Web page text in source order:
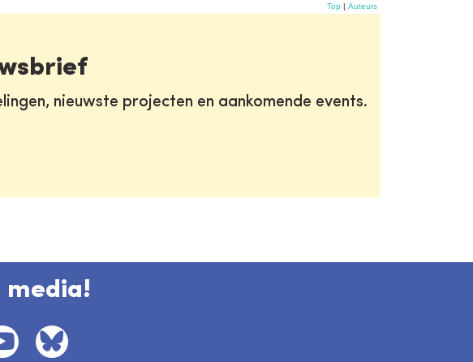
Top | Auteurs
nieuwste projecten en aankomende events.
media!